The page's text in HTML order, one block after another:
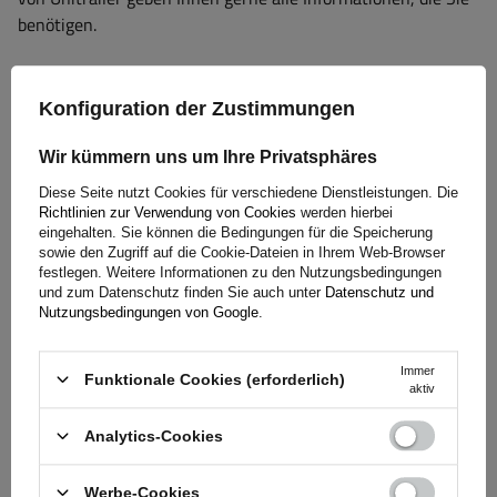
benötigen.
+49 32213249035 unitrailer@unitrailer.de
Spezifikation
Lieferung
Frage stellen
Bewertungen(0)
Konfiguration der Zustimmungen
Wir kümmern uns um Ihre Privatsphäres
Diese Seite nutzt Cookies für verschiedene Dienstleistungen. Die
Richtlinien zur Verwendung von Cookies werden hierbei
eingehalten. Sie können die Bedingungen für die Speicherung
sowie den Zugriff auf die Cookie-Dateien in Ihrem Web-Browser
festlegen. Weitere Informationen zu den Nutzungsbedingungen
und zum Datenschutz finden Sie auch unter Datenschutz und
Nutzungsbedingungen von Google
Funktionale Cookies (erforderlich)
Immer
aktiv
Analytics-Cookies
Werbe-Cookies